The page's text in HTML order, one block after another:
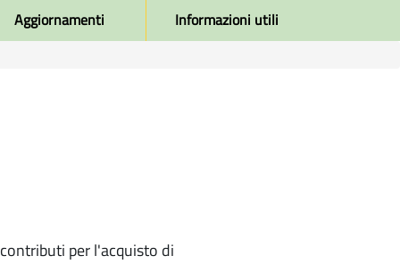
Aggiornamenti Informazioni utili
per l'acquisto di